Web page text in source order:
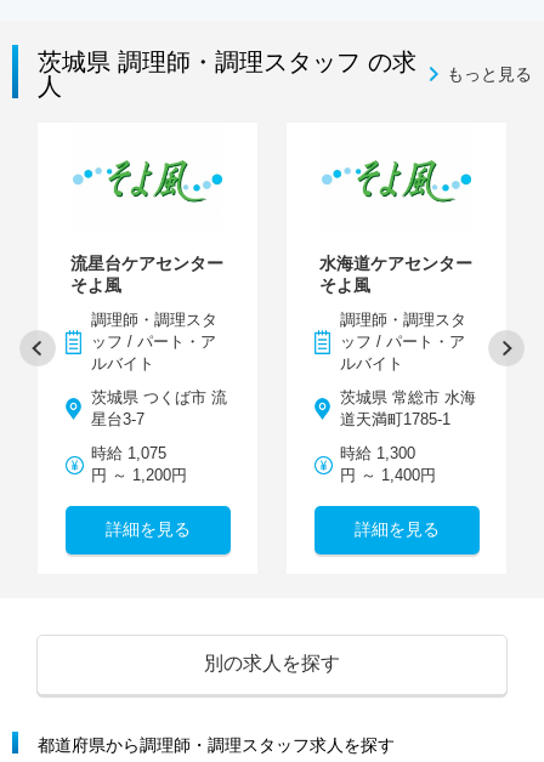
茨城県 調理師・調理スタッフ の求
人
もっと見る
流星台ケアセンター
そよ風
調理師・調理スタ
ッフ / パート・ア
ルバイト
茨城県 つくば市 流
星台3-7
時給 1,075
円 ～ 1,200円
詳細を見る
水海道ケアセンター
そよ風
調理師・調理スタ
ッフ / パート・ア
ルバイト
茨城県 常総市 水海
道天満町1785-1
時給 1,300
円 ～ 1,400円
詳細を見る
別の求人を探す
都道府県から調理師・調理スタッフ求人を探す